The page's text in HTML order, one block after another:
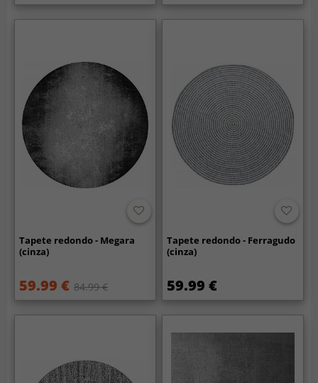
Tapete redondo - Megara
(cinza)
59.99 € 84.99 €
Tapete redondo - Ferragudo
(cinza)
59.99 €